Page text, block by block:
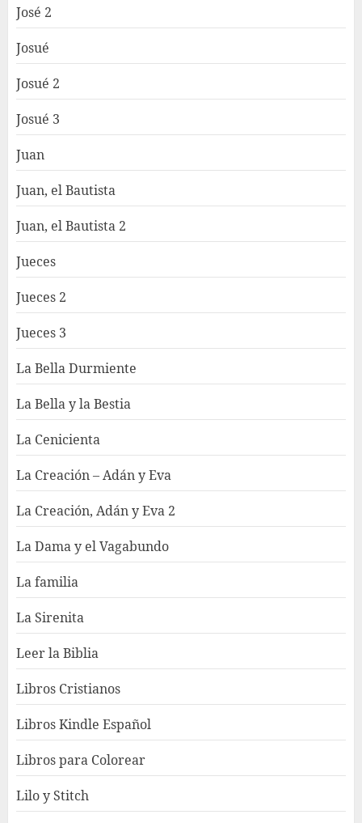
José 2
Josué
Josué 2
Josué 3
Juan
Juan, el Bautista
Juan, el Bautista 2
Jueces
Jueces 2
Jueces 3
La Bella Durmiente
La Bella y la Bestia
La Cenicienta
La Creación – Adán y Eva
La Creación, Adán y Eva 2
La Dama y el Vagabundo
La familia
La Sirenita
Leer la Biblia
Libros Cristianos
Libros Kindle Español
Libros para Colorear
Lilo y Stitch